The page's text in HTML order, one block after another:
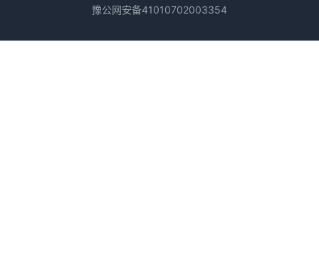
豫公网安备41010702003354